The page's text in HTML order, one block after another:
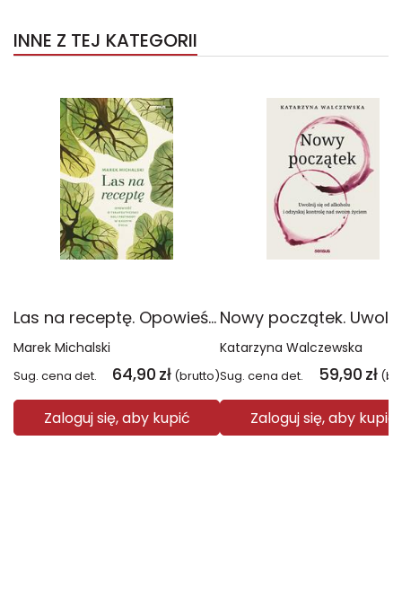
INNE Z TEJ KATEGORII
Las na receptę. Opowieść o terapeutycznej roli przyrody w naszym życiu
Marek Michalski
Sug. cena det. 64,90 zł (brutto)
Zaloguj się, aby kupić
Katarzyna Walczewska
Sug. cena det. 59,90 zł
Zaloguj się, aby kupić